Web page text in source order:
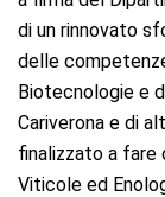
di un rinnovato
delle
Biotecnologie e
Cariverona e di
finalizzato a fare
Viticole ed